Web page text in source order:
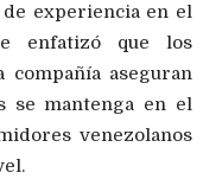
experiencia en el
enfatizó que los
compañía aseguran
se mantenga en el
venezolanos